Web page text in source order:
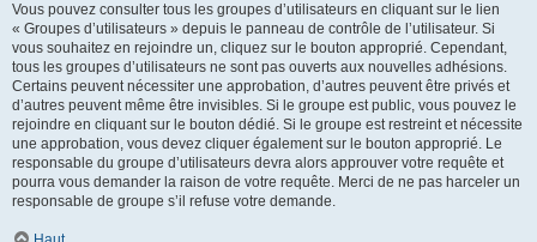
Vous pouvez consulter tous les groupes d’utilisateurs en cliquant sur le lien
« Groupes d’utilisateurs » depuis le panneau de contrôle de l’utilisateur. Si
vous souhaitez en rejoindre un, cliquez sur le bouton approprié. Cependant,
tous les groupes d’utilisateurs ne sont pas ouverts aux nouvelles adhésions.
Certains peuvent nécessiter une approbation, d’autres peuvent être privés et
d’autres peuvent même être invisibles. Si le groupe est public, vous pouvez le
rejoindre en cliquant sur le bouton dédié. Si le groupe est restreint et nécessite
une approbation, vous devez cliquer également sur le bouton approprié. Le
responsable du groupe d’utilisateurs devra alors approuver votre requête et
pourra vous demander la raison de votre requête. Merci de ne pas harceler un
responsable de groupe s’il refuse votre demande.